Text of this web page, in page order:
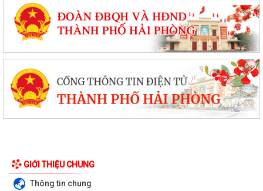
GIỚI THIỆU CHUNG
Thông tin chung